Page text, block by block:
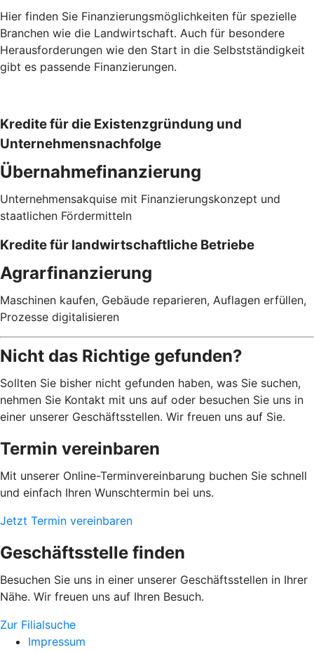
Hier finden Sie Finanzierungsmöglichkeiten für spezielle
Branchen wie die Landwirtschaft. Auch für besondere
Herausforderungen wie den Start in die Selbstständigkeit
gibt es passende Finanzierungen.
Kredite für die Existenzgründung und
Unternehmensnachfolge
Übernahmefinanzierung
Unternehmensakquise mit Finanzierungskonzept und
staatlichen Fördermitteln
Kredite für landwirtschaftliche Betriebe
Agrarfinanzierung
Maschinen kaufen, Gebäude reparieren, Auflagen erfüllen,
Prozesse digitalisieren
Nicht das Richtige gefunden?
Sollten Sie bisher nicht gefunden haben, was Sie suchen,
nehmen Sie Kontakt mit uns auf oder besuchen Sie uns in
einer unserer Geschäftsstellen. Wir freuen uns auf Sie.
Termin vereinbaren
Mit unserer Online-Terminvereinbarung buchen Sie schnell
und einfach Ihren Wunschtermin bei uns.
Jetzt Termin vereinbaren
Geschäftsstelle finden
Besuchen Sie uns in einer unserer Geschäftsstellen in Ihrer
Nähe. Wir freuen uns auf Ihren Besuch.
Zur Filialsuche
Impressum